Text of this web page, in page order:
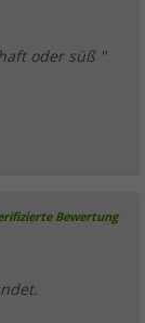
oder süß "
Bewertung